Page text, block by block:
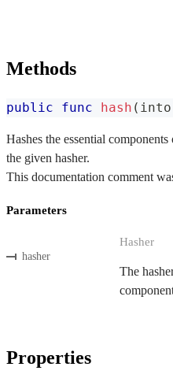
Methods
public func hash ( into
Hashes the essential
the given hasher.
This documentation comment
Parameters
hasher
Hasher
The
Properties